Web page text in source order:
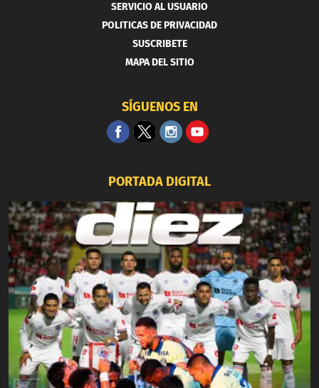
SERVICIO AL USUARIO
POLITICAS DE PRIVACIDAD
SUSCRIBETE
MAPA DEL SITIO
SÍGUENOS EN
PORTADA DIGITAL